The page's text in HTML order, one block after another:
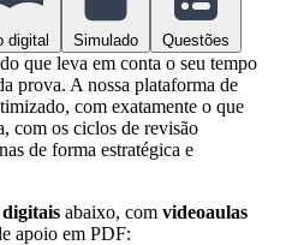
digital Simulado Questões
que leva em conta o seu tempo
prova. A nossa plataforma de
com exatamente o que
com os ciclos de revisão
de forma estratégica e
abaixo, com videoaulas
apoio em PDF: